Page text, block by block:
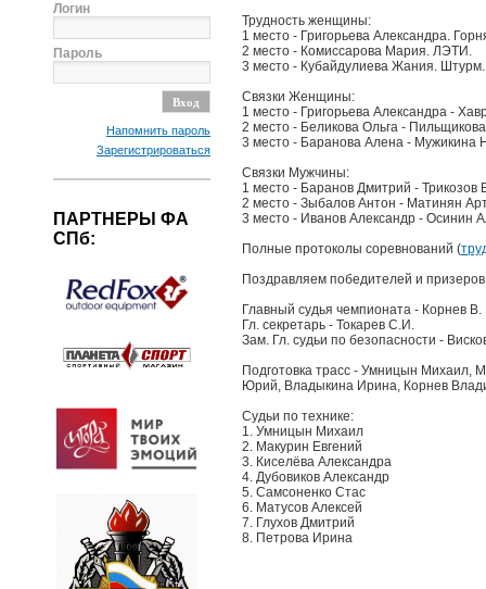
Логин
Пароль
Напомнить пароль
Зарегистрироваться
ПАРТНЕРЫ ФА
СПб:
Трудность женщины:
1 место - Григорьева Александра.
2 место - Комиссарова Мария. ЛЭТИ.
3 место - Кубайдулиева Жания. Штурм.
Связки Женщины:
1 место - Григорьева Александра -
2 место - Беликова Ольга -
3 место - Баранова Алена - Мужикина
Связки Мужчины:
1 место - Баранов Дмитрий - Трикозов
2 место - Зыбалов Антон - Матинян
3 место - Иванов Александр - Осинин
Полные протоколы соревнований (
Поздравляем победителей и
Главный судья чемпионата - Корнев
Гл. секретарь - Токарев С.И.
Зам. Гл. судьи по безопасности -
Подготовка трасс - Умницын Михаил,
Юрий, Владыкина Ирина, Корнев
Судьи по технике:
1. Умницын Михаил
2. Макурин Евгений
3. Киселёва Александра
4. Дубовиков Александр
5. Самсоненко Стас
6. Матусов Алексей
7. Глухов Дмитрий
8. Петрова Ирина